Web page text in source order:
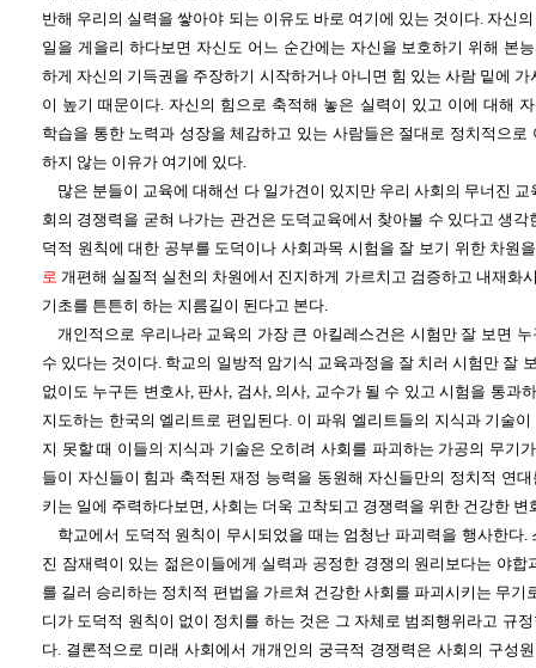
반해 우리의 실력을 쌓아야 되는 이유도 바로 여기에 있는 것이다. 자신
일을 게을리 하다보면 자신도 어느 순간에는 자신을 보호하기 위해 본
하게 자신의 기득권을 주장하기 시작하거나 아니면 힘 있는 사람 밑에
이 높기 때문이다. 자신의 힘으로 축적해 놓은 실력이 있고 이에 대해
학습을 통한 노력과 성장을 체감하고 있는 사람들은 절대로 정치적으로
하지 않는 이유가 여기에 있다.
많은 분들이 교육에 대해선 다 일가견이 있지만 우리 사회의 무너진
회의 경쟁력을 굳혀 나가는 관건은 도덕교육에서 찾아볼 수 있다고 생
덕적 원칙에 대한 공부를 도덕이나 사회과목 시험을 잘 보기 위한 차원
로 개편해 실질적 실천의 차원에서 진지하게 가르치고 검증하고 내재화
기초를 튼튼히 하는 지름길이 된다고 본다.
개인적으로 우리나라 교육의 가장 큰 아킬레스건은 시험만 잘 보면
수 있다는 것이다. 학교의 일방적 암기식 교육과정을 잘 치러 시험만 잘
없이도 누구든 변호사, 판사, 검사, 의사, 교수가 될 수 있고 시험을 통과
지도하는 한국의 엘리트로 편입된다. 이 파워 엘리트들의 지식과 기술
지 못할 때 이들의 지식과 기술은 오히려 사회를 파괴하는 가공의 무기
들이 자신들이 힘과 축적된 재정 능력을 동원해 자신들만의 정치적 연
키는 일에 주력하다보면, 사회는 더욱 고착되고 경쟁력을 위한 건강한 변
학교에서 도덕적 원칙이 무시되었을 때는 엄청난 파괴력을 행사한다.
진 잠재력이 있는 젊은이들에게 실력과 공정한 경쟁의 원리보다는 야합
를 길러 승리하는 정치적 편법을 가르쳐 건강한 사회를 파괴시키는 무기
디가 도덕적 원칙이 없이 정치를 하는 것은 그 자체로 범죄행위라고 규
다. 결론적으로 미래 사회에서 개개인의 궁극적 경쟁력은 사회의 구성